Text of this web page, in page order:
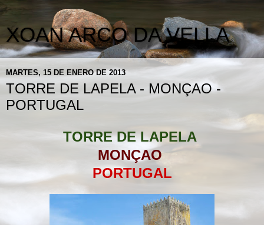
XOAN ARCO DA VELLA
MARTES, 15 DE ENERO DE 2013
TORRE DE LAPELA - MONÇAO -
PORTUGAL
TORRE DE LAPELA
MONÇAO
PORTUGAL